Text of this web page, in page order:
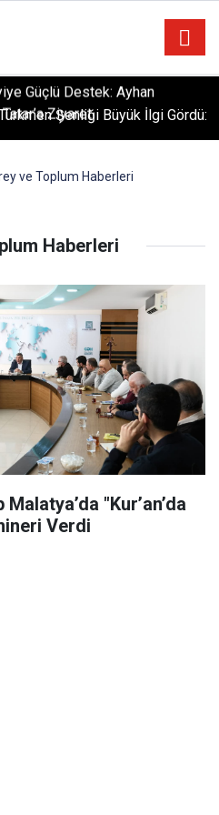
Ziyaret
Şenliği Büyük İlgi Gördü:
ve Toplum Haberleri
Haberleri
"Kur’an’da
Verdi